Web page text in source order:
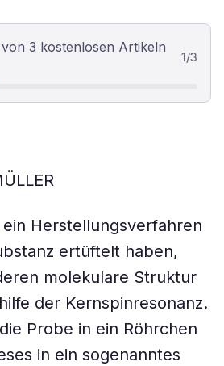
3 kostenlosen Artikeln
1/3
Herstellungsverfahren
ertüftelt haben,
molekulare Struktur
der Kernspinresonanz.
Probe in ein Röhrchen
in ein sogenanntes